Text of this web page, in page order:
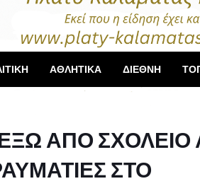
ΑΘΛΗΤΙΚΑ ΔΙΕΘΝΗ
ΑΠΟ
ΣΤΟ